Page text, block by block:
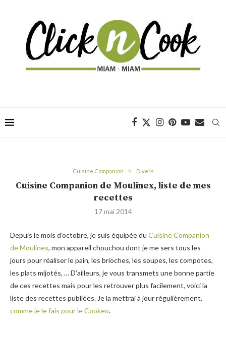
Cuisine Companion Divers
Cuisine Companion de Moulinex, liste de mes
recettes
17 mai 2014
Depuis le mois d’octobre, je suis équipée du Cuisine Companion
de Moulinex, mon appareil chouchou dont je me sers tous les
jours pour réaliser le pain, les brioches, les soupes, les compotes,
les plats mijotés, … D’ailleurs, je vous transmets une bonne partie
de ces recettes mais pour les retrouver plus facilement, voici la
liste des recettes publiées. Je la mettrai à jour régulièrement,
comme je le fais pour le Cookeo.